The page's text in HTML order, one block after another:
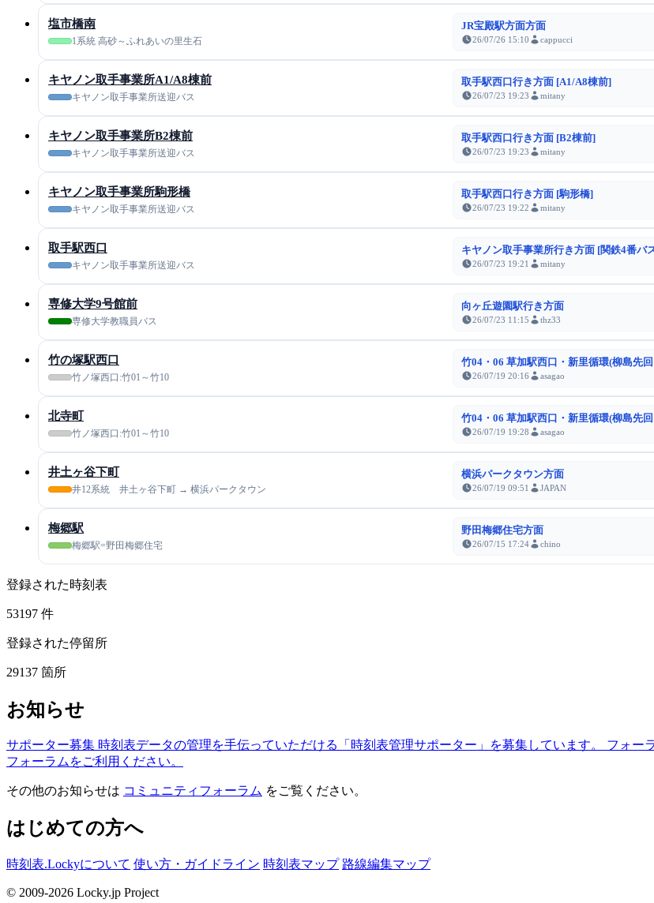
塩市橋南
1系統 高砂～ふれあいの里生石
JR宝殿駅方面方面
26/07/26 15:10 cappucci
キヤノン取手事業所A1/A8棟前
キヤノン取手事業所送迎バス
取手駅西口行き方面 [A1/A8棟前]
26/07/23 19:23 mitany
キヤノン取手事業所B2棟前
キヤノン取手事業所送迎バス
取手駅西口行き方面 [B2棟前]
26/07/23 19:23 mitany
キヤノン取手事業所駒形橋
キヤノン取手事業所送迎バス
取手駅西口行き方面 [駒形橋]
26/07/23 19:22 mitany
取手駅西口
キヤノン取手事業所送迎バス
キヤノン取手事業所行き方面 [関鉄4番バ
26/07/23 19:21 mitany
専修大学9号館前
専修大学教職員バス
向ヶ丘遊園駅行き方面
26/07/23 11:15 thz33
竹の塚駅西口
竹ノ塚西口:竹01～竹10
竹04・06 草加駅西口・新里循環(柳島先
26/07/19 20:16 asagao
北寺町
竹ノ塚西口:竹01～竹10
竹04・06 草加駅西口・新里循環(柳島先
26/07/19 19:28 asagao
井土ヶ谷下町
井12系統 井土ヶ谷下町 → 横浜パークタウン
横浜パークタウン方面
26/07/19 09:51 JAPAN
梅郷駅
梅郷駅=野田梅郷住宅
野田梅郷住宅方面
26/07/15 17:24 chino
登録された時刻表
53197 件
登録された停留所
29137 箇所
お知らせ
サポーター募集 時刻表データの管理を手伝っていただける「時刻表管理サポーター」を募集しています。 フォー
フォーラムをご利用ください。
その他のお知らせは コミュニティフォーラム をご覧ください。
はじめての方へ
時刻表.Lockyについて 使い方・ガイドライン 時刻表マップ 路線編集マップ
© 2009-2026 Locky.jp Project